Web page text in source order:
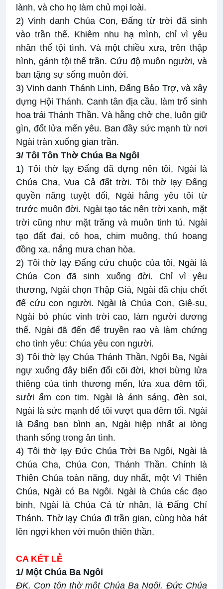
lành, và cho họ làm chủ mọi loài.
2) Vinh danh Chúa Con, Đấng từ trời đã sinh
vào trần thế. Khiêm nhu hạ mình, chỉ vì yêu
nhân thế tội tình. Và một chiều xưa, trên thập
hình, gánh tội thế trần. Cứu độ muôn người, và
ban tặng sự sống muôn đời.
3) Vinh danh Thánh Linh, Đấng Bảo Trợ, và xây
dựng Hội Thánh. Canh tân địa cầu, làm trổ sinh
hoa trái Thánh Thần. Và hằng chở che, luôn giữ
gìn, đốt lửa mến yêu. Ban đầy sức mạnh từ nơi
Ngài tràn xuống gian trần.
3/ Tôi Tôn Thờ Chúa Ba Ngôi
1) Tôi thờ lạy Đấng đã dựng nên tôi, Ngài là
Chúa Cha, Vua Cả đất trời. Tôi thờ lạy Đấng
quyền năng tuyệt đối, Ngài hằng yêu tôi từ
trước muôn đời. Ngài tạo tác nên trời xanh, mặt
trời cũng như mặt trăng và muôn tinh tú. Ngài
tạo đất đai, cỏ hoa, chim muông, thú hoang
đồng xa, nắng mưa chan hòa.
2) Tôi thờ lạy Đấng cứu chuộc của tôi, Ngài là
Chúa Con đã sinh xuống đời. Chỉ vì yêu
thương, Ngài chọn Thập Giá, Ngài đã chịu chết
để cứu con người. Ngài là Chúa Con, Giê-su,
Ngài bỏ phúc vinh trời cao, làm người dương
thế. Ngài đã đến để truyền rao và làm chứng
cho tình yêu: Chúa yêu con người.
3) Tôi thờ lạy Chúa Thánh Thần, Ngôi Ba, Ngài
ngự xuống đây biến đổi cõi đời, khơi bừng lửa
thiêng của tình thương mến, lửa xua đêm tối,
sưởi ấm con tim. Ngài là ánh sáng, đèn soi,
Ngài là sức mạnh để tôi vượt qua đêm tối. Ngài
là Đấng ban bình an, Ngài hiệp nhất ai lòng
thanh sống trong ân tình.
4) Tôi thờ lạy Đức Chúa Trời Ba Ngôi, Ngài là
Chúa Cha, Chúa Con, Thánh Thần. Chính là
Thiên Chúa toàn năng, duy nhất, một Vì Thiên
Chúa, Ngài có Ba Ngôi. Ngài là Chúa các đạo
binh, Ngài là Chúa Cả từ nhân, là Đấng Chí
Thánh. Thờ lạy Chúa đi trần gian, cùng hòa hát
lên ngợi khen với muôn thiên thần.
CA KẾT LỄ
1/ Một Chúa Ba Ngôi
ĐK. Con tôn thờ một Chúa Ba Ngôi. Đức Chúa